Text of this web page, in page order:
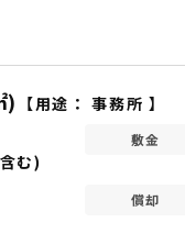
) 【用途：事務所 】
む)
敷金
償却